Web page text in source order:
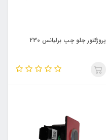
پروژکتور جلو چپ برلیانس 230